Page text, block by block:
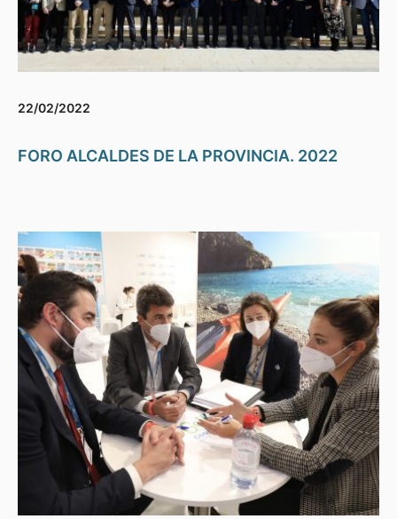
22/02/2022
FORO ALCALDES DE LA PROVINCIA. 2022